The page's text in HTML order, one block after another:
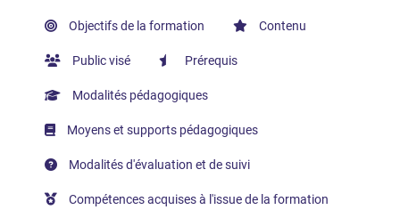
Objectifs de la formation Contenu
Public visé Prérequis
Modalités pédagogiques
Moyens et supports pédagogiques
Modalités d'évaluation et de suivi
Compétences acquises à l'issue de la formation